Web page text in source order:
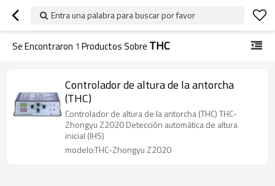
Entra una palabra para buscar por favor
Se Encontraron 1 Productos Sobre THC
Controlador de altura de la antorcha
(THC)
Controlador de altura de la antorcha (THC) THC-
Zhongyu Z2020 Detección automática de altura
inicial (IHS)
modelo:THC-Zhongyu Z2020